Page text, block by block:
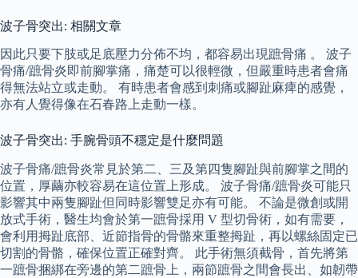
波子骨突出: 相關文章
因此只要下肢或足底壓力分佈不均，都容易出現蹠骨痛 。 波子
骨痛/蹠骨炎即前腳掌痛，痛楚可以很輕微，但嚴重時患者會痛
得無法站立或走動。 有時患者會感到刺痛或腳趾麻痺的感覺，
亦有人覺得像在石春路上走動一樣。
波子骨突出: 手腕骨頭不穩定是什麼問題
波子骨痛/蹠骨炎常見於第二、三及第四隻腳趾與前腳掌之間的
位置，厚繭亦較容易在這位置上形成。 波子骨痛/蹠骨炎可能只
影響其中兩隻腳趾但同時影響雙足亦有可能。 不論是微創或開
放式手術，醫生均會於第一蹠骨採用 V 型切骨術，如有需要，
會利用拇趾底部、近節指骨的骨骼來重整拇趾，再以螺絲固定已
切割的骨骼，確保位置正確對齊。 此手術無須截骨，首先將第
一蹠骨捆綁在旁邊的第二蹠骨上，兩節蹠骨之間會長出、如韌帶